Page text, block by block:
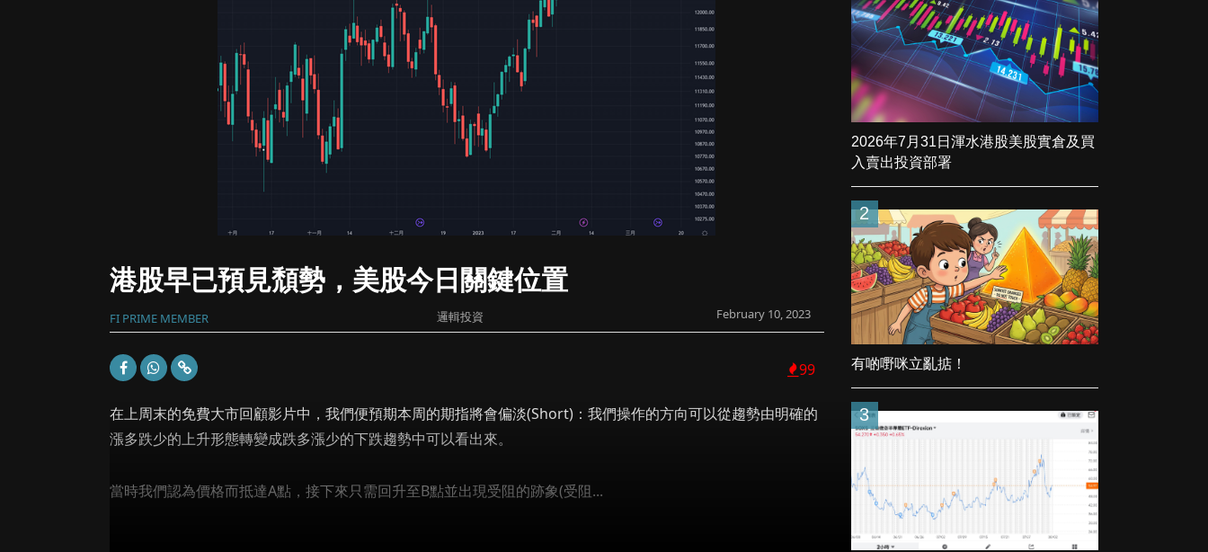
港股早已預見頹勢，美股今日關鍵位置
FI PRIME MEMBER 邏輯投資 February 10, 2023
99
在上周末的免費大市回顧影片中，我們便預期本周的期指將會偏淡(Short)：我們操作的方向可以從趨勢由明確的
漲多跌少的上升形態轉變成跌多漲少的下跌趨勢中可以看出來。
當時我們認為價格而抵達A點，接下來只需回升至B點並出現受阻的跡象(受阻...
2026年7月31日渾水港股美股實倉及買
入賣出投資部署
2
有啲嘢咪立亂掂！
3